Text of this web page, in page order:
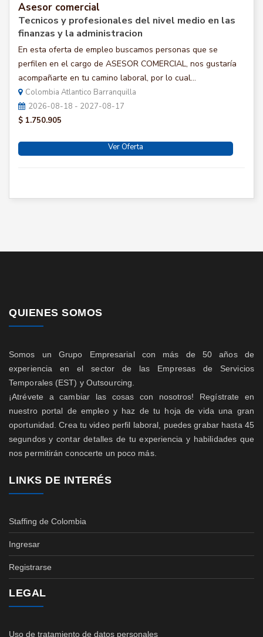
Asesor comercial
Tecnicos y profesionales del nivel medio en las
finanzas y la administracion
En esta oferta de empleo buscamos personas que se
perfilen en el cargo de ASESOR COMERCIAL, nos gustaría
acompañarte en tu camino laboral, por lo cual...
Colombia Atlantico Barranquilla
2026-08-18 - 2027-08-17
$ 1.750.905
Ver Oferta
QUIENES SOMOS
Somos un Grupo Empresarial con más de 50 años de
experiencia en el sector de las Empresas de Servicios
Temporales (EST) y Outsourcing.
¡Atrévete a cambiar las cosas con nosotros! Regístrate en
nuestro portal de empleo y haz de tu hoja de vida una gran
oportunidad. Crea tu video perfil laboral, puedes grabar hasta 45
segundos y contar detalles de tu experiencia y habilidades que
nos permitirán conocerte un poco más.
LINKS DE INTERÉS
Staffing de Colombia
Ingresar
Registrarse
LEGAL
Uso de tratamiento de datos personales